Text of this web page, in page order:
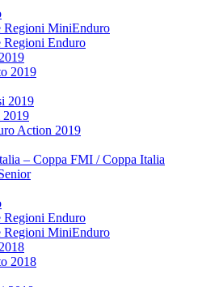
Regioni MiniEnduro
Regioni Enduro
2019
2019
2019
Action 2019
– Coppa FMI / Coppa Italia
Regioni Enduro
Regioni MiniEnduro
2018